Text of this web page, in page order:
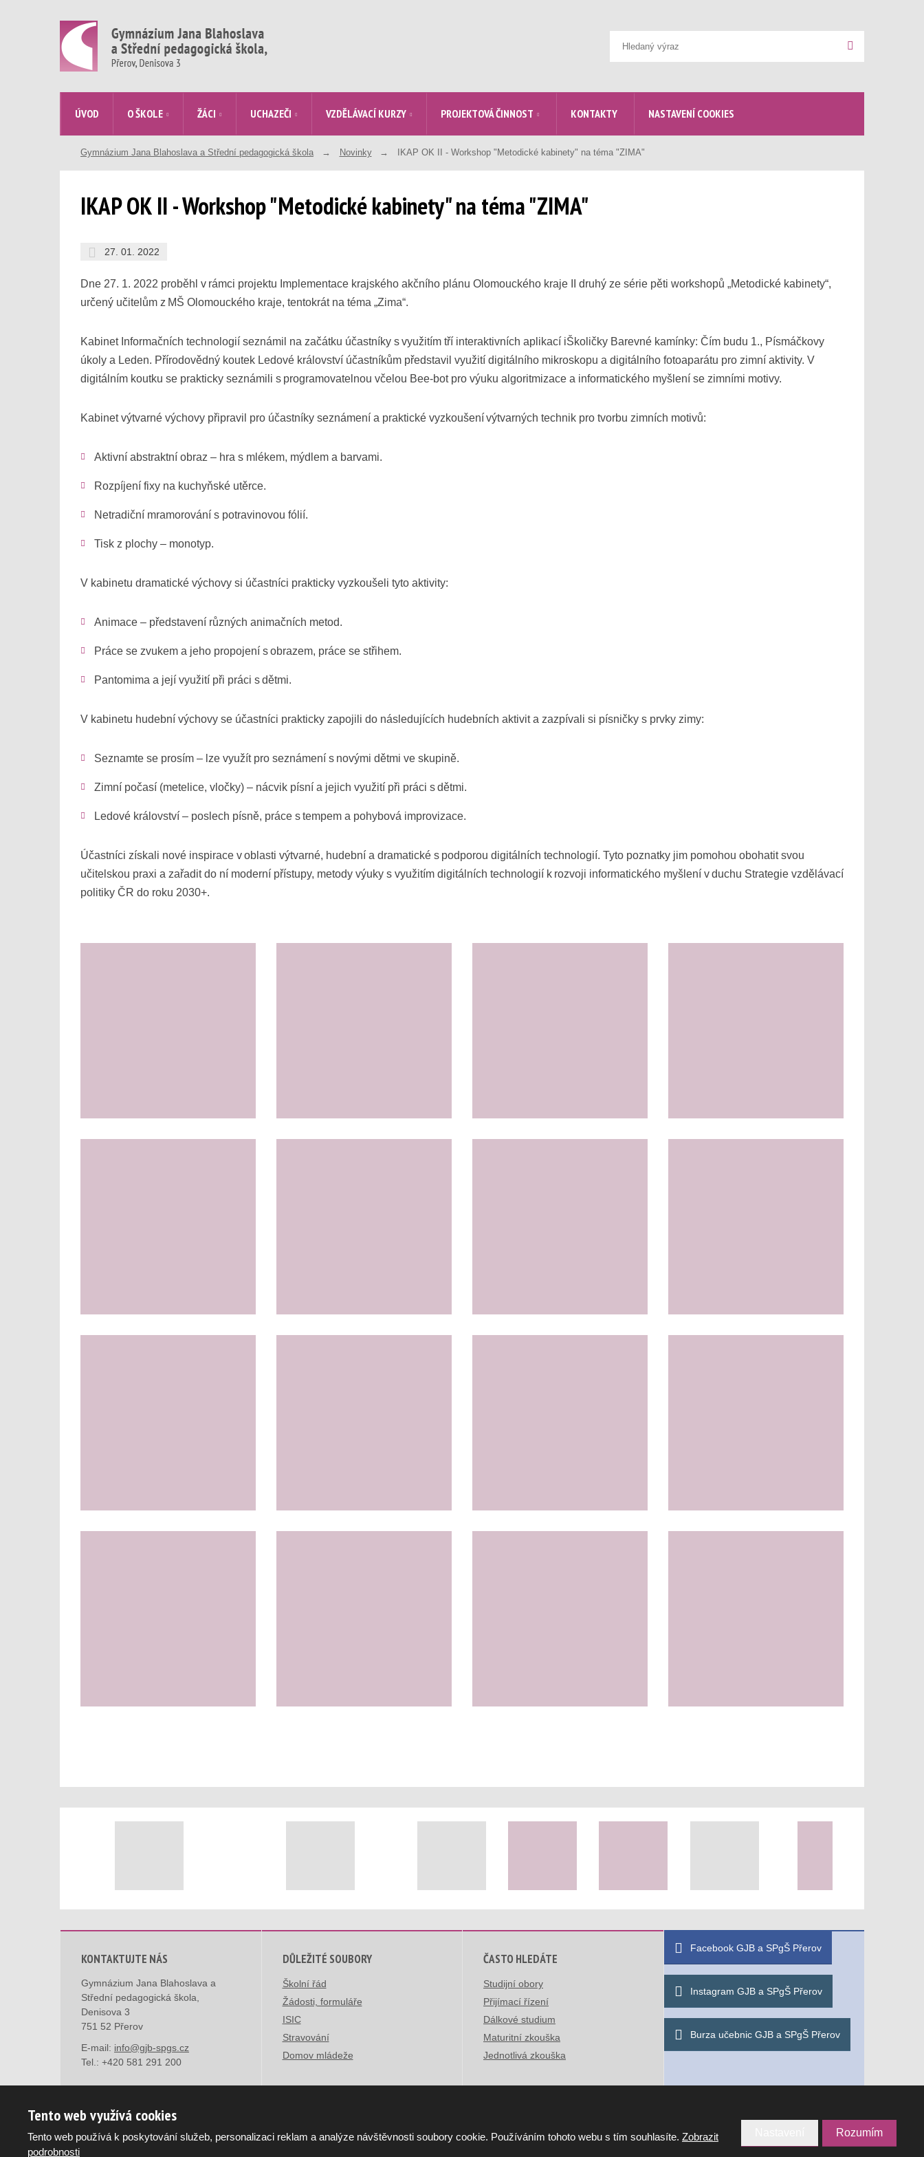
Hledat
ÚVOD O ŠKOLE ŽÁCI UCHAZEČI VZDĚLÁVACÍ KURZY PROJEKTOVÁ ČINNOST KONTAKTY NASTAVENÍ COOKIES
Gymnázium Jana Blahoslava a Střední pedagogická škola Novinky IKAP OK II - Workshop "Metodické kabinety" na téma "ZIMA"
IKAP OK II - Workshop "Metodické kabinety" na téma "ZIMA"
27. 01. 2022
Dne 27. 1. 2022 proběhl v rámci projektu Implementace krajského akčního plánu Olomouckého kraje II druhý ze série pěti workshopů „Metodické kabinety“,
určený učitelům z MŠ Olomouckého kraje, tentokrát na téma „Zima“.
Kabinet Informačních technologií seznámil na začátku účastníky s využitím tří interaktivních aplikací iŠkoličky Barevné kamínky: Čím budu 1., Písmáčkovy
úkoly a Leden. Přírodovědný koutek Ledové království účastníkům představil využití digitálního mikroskopu a digitálního fotoaparátu pro zimní aktivity. V
digitálním koutku se prakticky seznámili s programovatelnou včelou Bee-bot pro výuku algoritmizace a informatického myšlení se zimními motivy.
Kabinet výtvarné výchovy připravil pro účastníky seznámení a praktické vyzkoušení výtvarných technik pro tvorbu zimních motivů:
Aktivní abstraktní obraz – hra s mlékem, mýdlem a barvami.
Rozpíjení fixy na kuchyňské utěrce.
Netradiční mramorování s potravinovou fólií.
Tisk z plochy – monotyp.
V kabinetu dramatické výchovy si účastníci prakticky vyzkoušeli tyto aktivity:
Animace – představení různých animačních metod.
Práce se zvukem a jeho propojení s obrazem, práce se střihem.
Pantomima a její využití při práci s dětmi.
V kabinetu hudební výchovy se účastníci prakticky zapojili do následujících hudebních aktivit a zazpívali si písničky s prvky zimy:
Seznamte se prosím – lze využít pro seznámení s novými dětmi ve skupině.
Zimní počasí (metelice, vločky) – nácvik písní a jejich využití při práci s dětmi.
Ledové království – poslech písně, práce s tempem a pohybová improvizace.
Účastníci získali nové inspirace v oblasti výtvarné, hudební a dramatické s podporou digitálních technologií. Tyto poznatky jim pomohou obohatit svou
učitelskou praxi a zařadit do ní moderní přístupy, metody výuky s využitím digitálních technologií k rozvoji informatického myšlení v duchu Strategie vzdělávací
politiky ČR do roku 2030+.
KONTAKTUJTE NÁS
Gymnázium Jana Blahoslava a
Střední pedagogická škola,
Denisova 3
751 52 Přerov
E-mail: info@gjb-spgs.cz
Tel.: +420 581 291 200
DŮLEŽITÉ SOUBORY
Školní řád
Žádosti, formuláře
ISIC
Stravování
Domov mládeže
ČASTO HLEDÁTE
Studijní obory
Přijímací řízení
Dálkové studium
Maturitní zkouška
Jednotlivá zkouška
Facebook GJB a SPgŠ Přerov
Instagram GJB a SPgŠ Přerov
Burza učebnic GJB a SPgŠ Přerov
© 2026, Gymnázium Jana Blahoslava a Střední pedagogická škola
VYROBILA
Tento web využívá cookies
Tento web používá k poskytování služeb, personalizaci reklam a analýze návštěvnosti soubory cookie. Používáním tohoto webu s tím souhlasíte. Zobrazit
podrobnosti
Rozumím